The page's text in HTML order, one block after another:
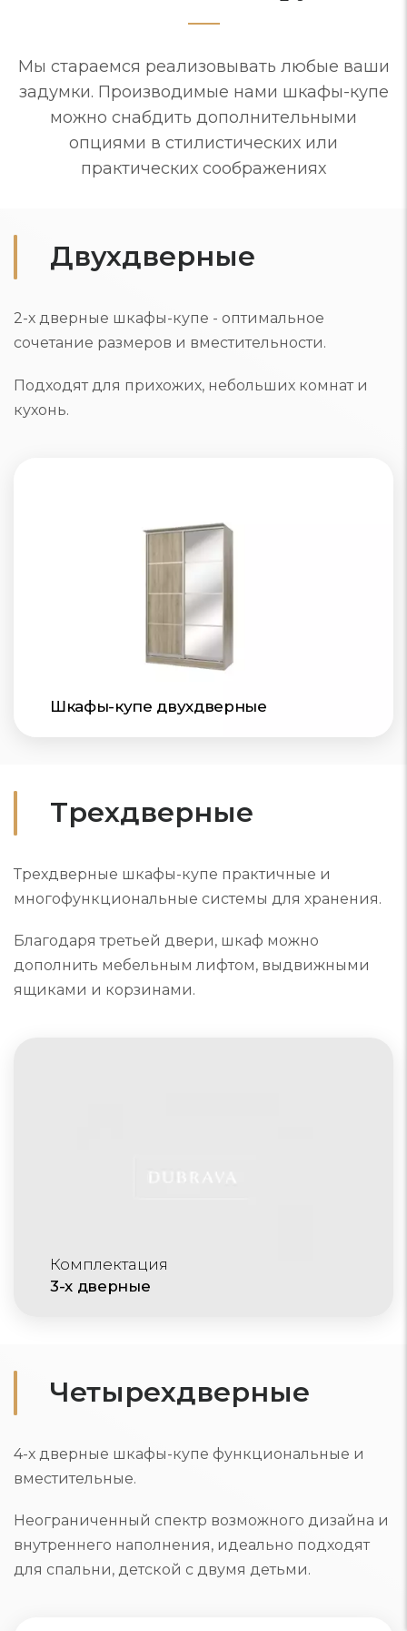
Мы стараемся реализовывать любые ваши
задумки. Производимые нами шкафы-купе
можно снабдить дополнительными
опциями в стилистических или
практических соображениях
Двухдверные
2-х дверные шкафы-купе - оптимальное
сочетание размеров и вместительности.
Подходят для прихожих, небольших комнат и
кухонь.
Шкафы-купе двухдверные
Комплектация
3-х дверные
Трехдверные
Трехдверные шкафы-купе практичные и
многофункциональные системы для хранения.
Благодаря третьей двери, шкаф можно
дополнить мебельным лифтом, выдвижными
ящиками и корзинами.
Четырехдверные
4-х дверные шкафы-купе функциональные и
вместительные.
Неограниченный спектр возможного дизайна и
внутреннего наполнения, идеально подходят
для спальни, детской с двумя детьми.